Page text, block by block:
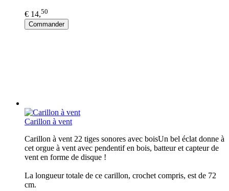
€ 14,50
Commander
Carillon à vent
Carillon à vent 22 tiges sonores avec boisUn bel éclat donne à
cet orgue à vent avec pendentif en bois, batteur et capteur de
vent en forme de disque !
La longueur totale de ce carillon, crochet compris, est de 72
cm.